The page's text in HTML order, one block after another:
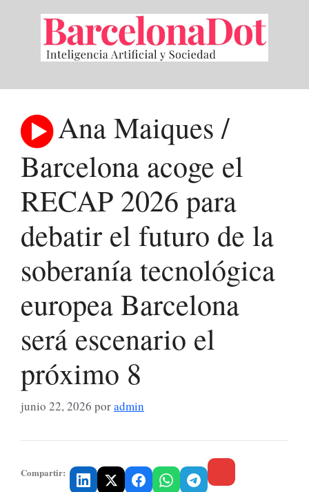
contenido
Ana Maiques /
Barcelona acoge el
RECAP 2026 para
debatir el futuro de la
soberanía tecnológica
europea Barcelona
será escenario el
próximo 8
junio 22, 2026 poradmin
Compartir: